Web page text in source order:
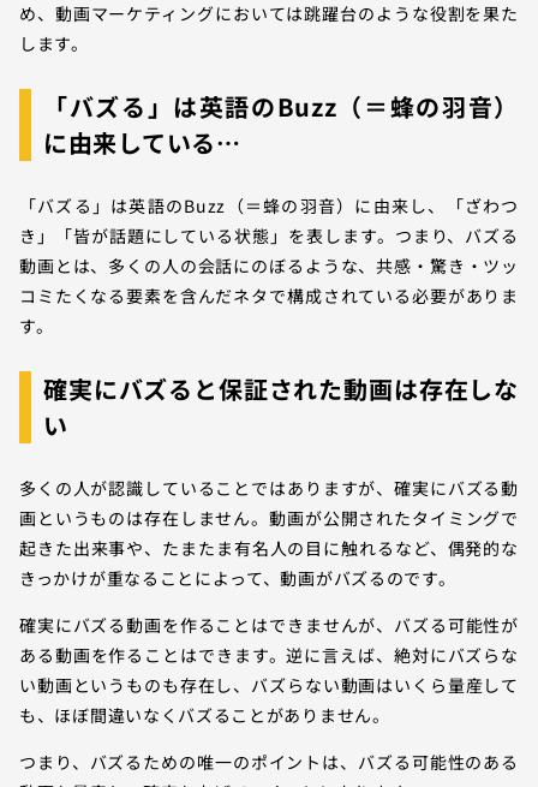
め、動画マーケティングにおいては跳躍台のような役割を果た
します。
「バズる」は英語のBuzz（＝蜂の羽音）
に由来している…
「バズる」は英語のBuzz（＝蜂の羽音）に由来し、「ざわつ
き」「皆が話題にしている状態」を表します。つまり、バズる
動画とは、多くの人の会話にのぼるような、共感・驚き・ツッ
コミたくなる要素を含んだネタで構成されている必要がありま
す。
確実にバズると保証された動画は存在しな
い
多くの人が認識していることではありますが、確実にバズる動
画というものは存在しません。動画が公開されたタイミングで
起きた出来事や、たまたま有名人の目に触れるなど、偶発的な
きっかけが重なることによって、動画がバズるのです。
確実にバズる動画を作ることはできませんが、バズる可能性が
ある動画を作ることはできます。逆に言えば、絶対にバズらな
い動画というものも存在し、バズらない動画はいくら量産して
も、ほぼ間違いなくバズることがありません。
つまり、バズるための唯一のポイントは、バズる可能性のある